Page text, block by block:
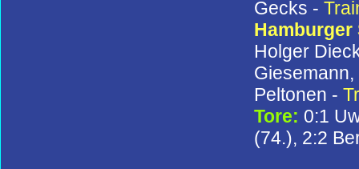
Gecks -
Hamburger
Holger
Peltonen -
Tore: 0:1
(74.), 2:2